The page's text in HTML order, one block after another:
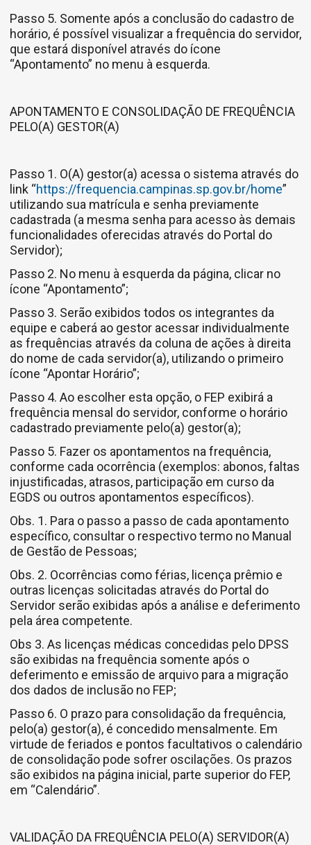
Passo 5. Somente após a conclusão do cadastro de
horário, é possível visualizar a frequência do servidor,
que estará disponível através do ícone
“Apontamento” no menu à esquerda.
APONTAMENTO E CONSOLIDAÇÃO DE FREQUÊNCIA
PELO(A) GESTOR(A)
Passo 1. O(A) gestor(a) acessa o sistema através do
link “https://frequencia.campinas.sp.gov.br/home”
utilizando sua matrícula e senha previamente
cadastrada (a mesma senha para acesso às demais
funcionalidades oferecidas através do Portal do
Servidor);
Passo 2. No menu à esquerda da página, clicar no
ícone “Apontamento”;
Passo 3. Serão exibidos todos os integrantes da
equipe e caberá ao gestor acessar individualmente
as frequências através da coluna de ações à direita
do nome de cada servidor(a), utilizando o primeiro
ícone “Apontar Horário”;
Passo 4. Ao escolher esta opção, o FEP exibirá a
frequência mensal do servidor, conforme o horário
cadastrado previamente pelo(a) gestor(a);
Passo 5. Fazer os apontamentos na frequência,
conforme cada ocorrência (exemplos: abonos, faltas
injustificadas, atrasos, participação em curso da
EGDS ou outros apontamentos específicos).
Obs. 1. Para o passo a passo de cada apontamento
específico, consultar o respectivo termo no Manual
de Gestão de Pessoas;
Obs. 2. Ocorrências como férias, licença prêmio e
outras licenças solicitadas através do Portal do
Servidor serão exibidas após a análise e deferimento
pela área competente.
Obs 3. As licenças médicas concedidas pelo DPSS
são exibidas na frequência somente após o
deferimento e emissão de arquivo para a migração
dos dados de inclusão no FEP;
Passo 6. O prazo para consolidação da frequência,
pelo(a) gestor(a), é concedido mensalmente. Em
virtude de feriados e pontos facultativos o calendário
de consolidação pode sofrer oscilações. Os prazos
são exibidos na página inicial, parte superior do FEP,
em “Calendário”.
VALIDAÇÃO DA FREQUÊNCIA PELO(A) SERVIDOR(A)